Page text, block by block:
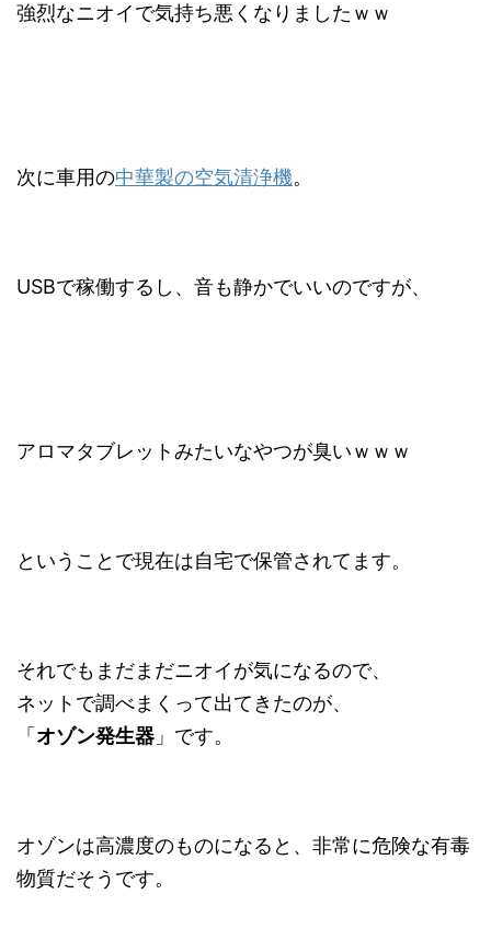
強烈なニオイで気持ち悪くなりましたｗｗ
次に車用の中華製の空気清浄機。
USBで稼働するし、音も静かでいいのですが、
アロマタブレットみたいなやつが臭いｗｗｗ
ということで現在は自宅で保管されてます。
それでもまだまだニオイが気になるので、
ネットで調べまくって出てきたのが、
「 オゾン発生器 」です。
オゾンは高濃度のものになると、非常に危険な有毒
物質だそうです。